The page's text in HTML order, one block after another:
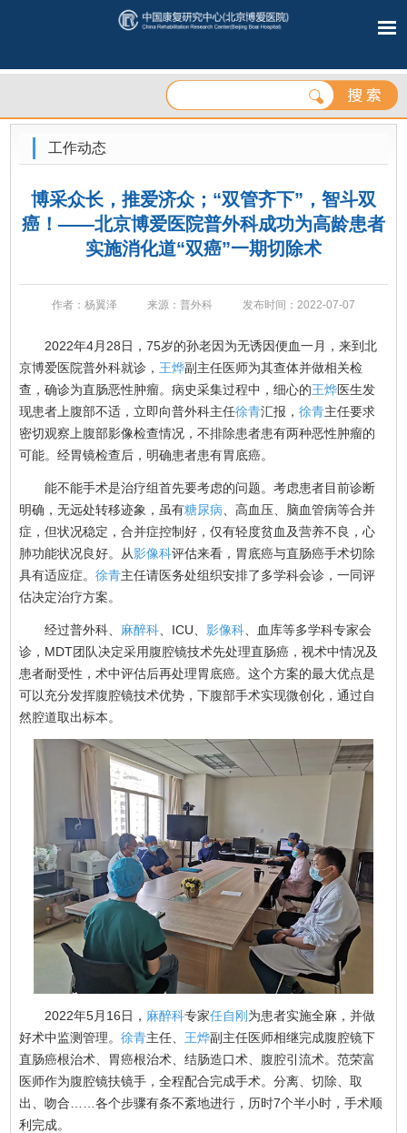
工作动态
博采众长，推爱济众；“双管齐下”，智斗双
癌！——北京博爱医院普外科成功为高龄患者
实施消化道“双癌”一期切除术
作者：杨翼泽 来源：普外科 发布时间：2022-07-07
2022年4月28日，75岁的孙老因为无诱因便血一月，来到北
京博爱医院普外科就诊， 王烨副主任医师为其查体并做相关检
查，确诊为直肠恶性肿瘤。病史采集过程中，细心的王烨医生发
现患者上腹部不适，立即向普外科主任徐青汇报，徐青主任要求
密切观察上腹部影像检查情况，不排除患者患有两种恶性肿瘤的
可能。经胃镜检查后，明确患者患有胃底癌。
能不能手术是治疗组首先要考虑的问题。考虑患者目前诊断
明确，无远处转移迹象，虽有糖尿病 、高血压、脑血管病等合并
症，但状况稳定，合并症控制好，仅有轻度贫血及营养不良，心
肺功能状况良好。从影像科评估来看，胃底癌与直肠癌手术切除
具有适应症。徐青主任请医务处组织安排了多学科会诊，一同评
估决定治疗方案。
经过普外科、 麻醉科 、ICU、影像科 、血库等多学科专家会
诊，MDT团队决定采用腹腔镜技术先处理直肠癌，视术中情况及
患者耐受性，术中评估后再处理胃底癌。这个方案的最大优点是
可以充分发挥腹腔镜技术优势，下腹部手术实现微创化，通过自
然腔道取出标本。
2022年5月16日， 麻醉科专家任自刚 为患者实施全麻，并做
好术中监测管理。徐青主任、 王烨副主任医师相继完成腹腔镜下
直肠癌根治术、胃癌根治术、结肠造口术、腹腔引流术。范荣富
医师作为腹腔镜扶镜手，全程配合完成手术。分离、切除、取
出、吻合……各个步骤有条不紊地进行，历时7个半小时，手术顺
利完成。